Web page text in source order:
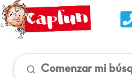
Comenzar mi